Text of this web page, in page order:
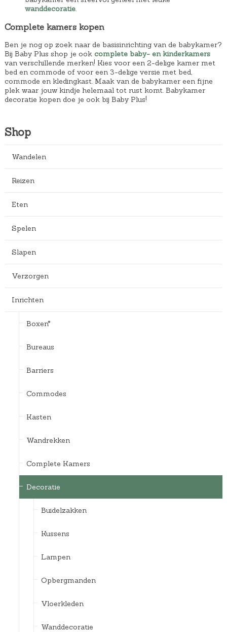
wanddecoratie.
Complete kamers kopen
Ben je nog op zoek naar de basisinrichting van de babykamer?
Bij Baby Plus shop je ook complete baby- en kinderkamers
van verschillende merken! Kies voor een 2-delige kamer met
bed en commode of voor een 3-delige versie met bed,
commode en kledingkast. Maak van de babykamer een fijne
plek waar jouw kindje helemaal tot rust komt. Babykamer
decoratie kopen doe je ook bij Baby Plus!
Shop
Wandelen
Reizen
Eten
Spelen
Slapen
Verzorgen
Inrichten
Boxen*
Bureaus
Barriers
Commodes
Kasten
Wandrekken
Complete Kamers
Decoratie
Buidelzakken
Kussens
Lampen
Opbergmanden
Vloerkleden
Wanddecoratie